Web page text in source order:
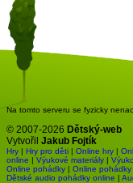
Na tomto serveru se fyzicky
© 2007-2026 Dětský-web
Vytvořil Jakub Fojtík
Hry | Hry pro děti | Online hry |
online | Výukové materiály |
Online pohádky | Online
Dětské audio pohádky online |